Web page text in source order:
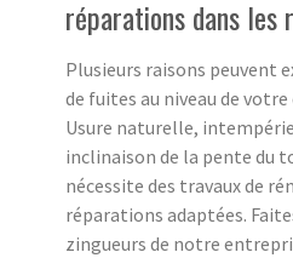
réparations dans les
Plusieurs raisons peuvent
de fuites au niveau de
Usure naturelle,
inclinaison de la pente du
nécessite des travaux de
réparations adaptées.
zingueurs de notre